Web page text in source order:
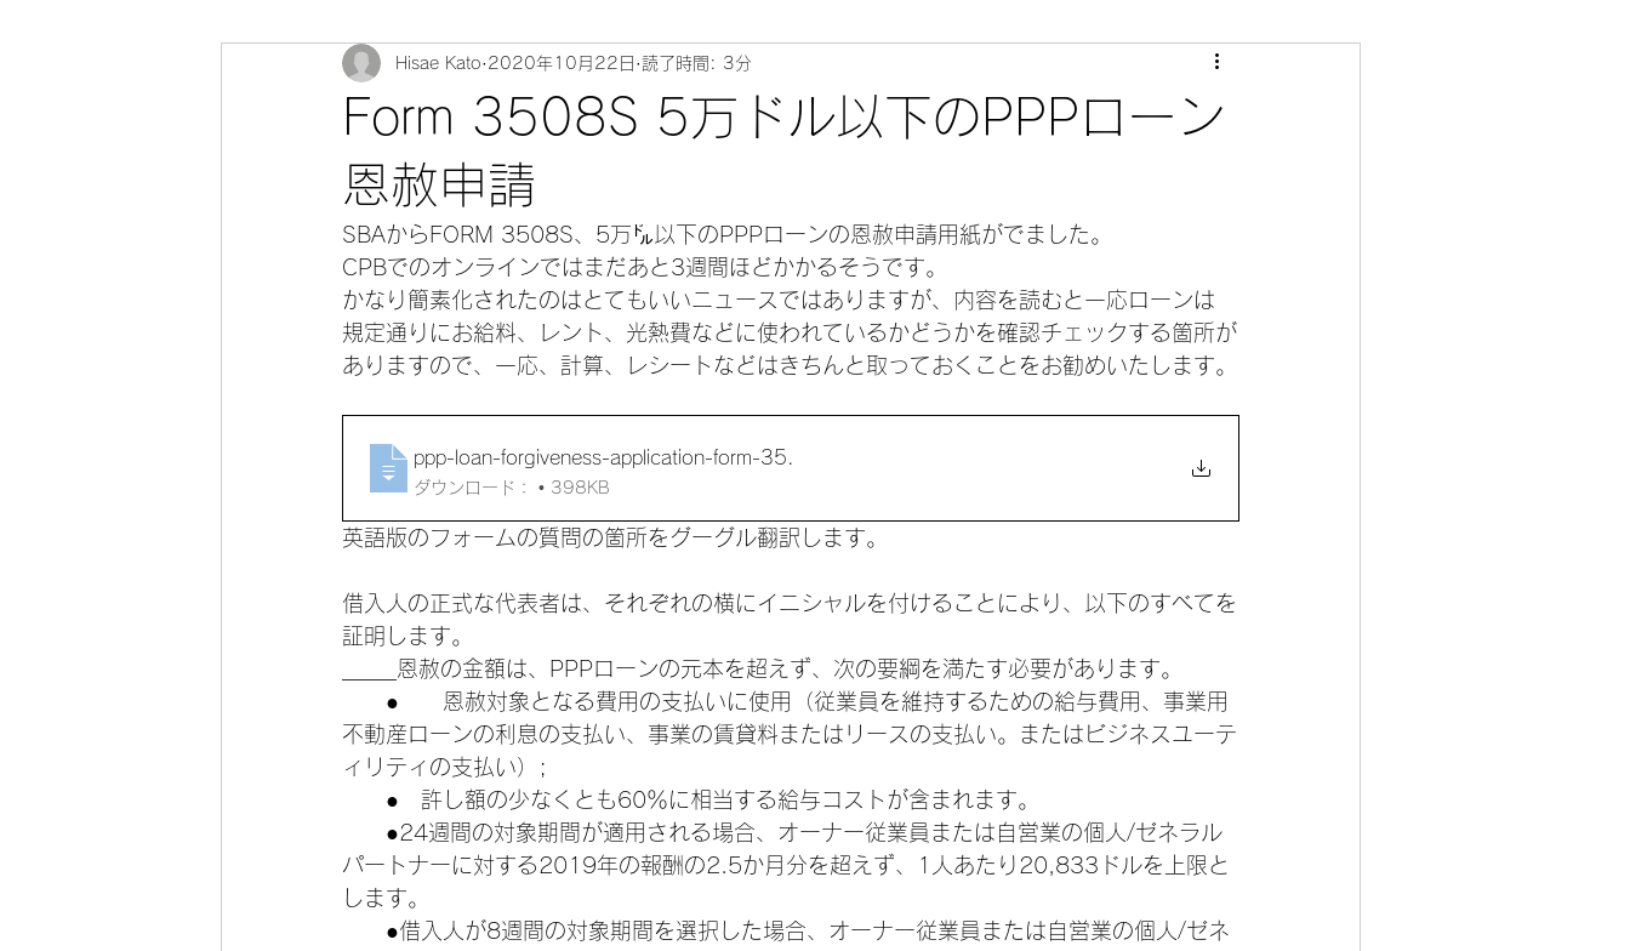
Form 3508S 5万ドル以下のPPPローン
恩赦申請
Hisae Kato 2020年10月22日 読了時間: 3分
SBAからFORM 3508S、5万㌦以下のPPPローンの恩赦申請用紙がでました。
CPBでのオンラインではまだあと3週間ほどかかるそうです。
かなり簡素化されたのはとてもいいニュースではありますが、内容を読むと一応ローンは
規定通りにお給料、レント、光熱費などに使われているかどうかを確認チェックする箇所が
ありますので、一応、計算、レシートなどはきちんと取っておくことをお勧めいたします。
ppp-loan-forgiveness-application-form-35
ダウンロード： • 398KB
英語版のフォームの質問の箇所をグーグル翻訳します。
借入人の正式な代表者は、それぞれの横にイニシャルを付けることにより、以下のすべてを
証明します。
_____恩赦の金額は、PPPローンの元本を超えず、次の要綱を満たす必要があります。
●　　恩赦対象となる費用の支払いに使用（従業員を維持するための給与費用、事業用
不動産ローンの利息の支払い、事業の賃貸料またはリースの支払い。またはビジネスユーテ
ィリティの支払い）;
●　許し額の少なくとも60％に相当する給与コストが含まれます。
●24週間の対象期間が適用される場合、オーナー従業員または自営業の個人/ゼネラル
パートナーに対する2019年の報酬の2.5か月分を超えず、1人あたり20,833ドルを上限と
します。
●借入人が8週間の対象期間を選択した場合、オーナー従業員または自営業の個人/ゼネ